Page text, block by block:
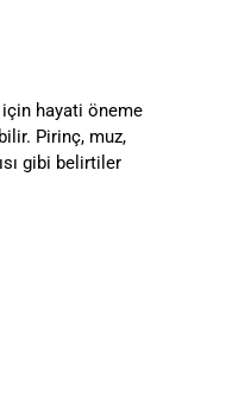
hayati öneme
Pirinç, muz,
gibi belirtiler